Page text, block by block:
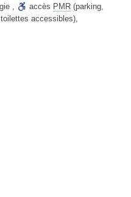
, accès PMR (parking,
accessibles),